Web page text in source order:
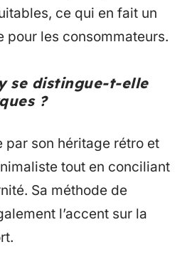
ce qui en fait un
pour les consommateurs.
se distingue-t-elle
?
par son héritage rétro et
tout en conciliant
Sa méthode de
l’accent sur la